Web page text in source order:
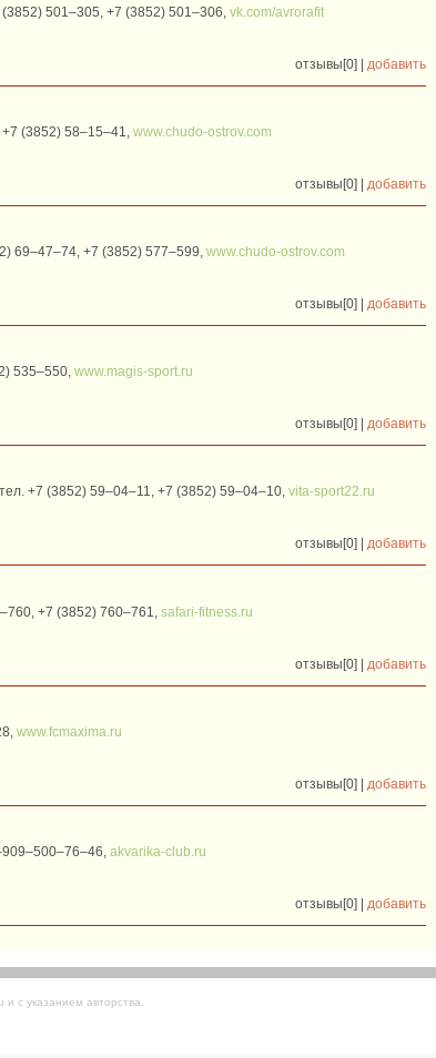
501‒305, +7 (3852) 501‒306, vk.com/avrorafit
отзывы[0] | добавить
(3852) 58–15–41, www.chudo-ostrov.com
отзывы[0] | добавить
69–47–74, +7 (3852) 577–599, www.chudo-ostrov.com
отзывы[0] | добавить
535‒550, www.magis-sport.ru
отзывы[0] | добавить
+7 (3852) 59‒04‒11, +7 (3852) 59‒04‒10, vita-sport22.ru
отзывы[0] | добавить
+7 (3852) 760‒761, safari-fitness.ru
отзывы[0] | добавить
www.fcmaxima.ru
отзывы[0] | добавить
akvarika-club.ru
отзывы[0] | добавить
с указанием авторства.